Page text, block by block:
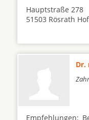
Hauptstraße 278
51503 Rösrath
Dr.
Empfehlungen: